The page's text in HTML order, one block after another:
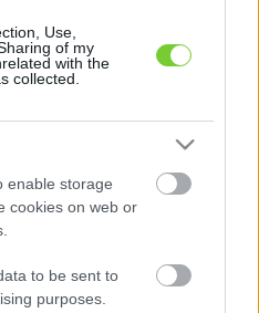
Use,
of my
with the
collected.
enable storage
cookies on web or
to be sent to
purposes.
6
3
9
4
6
3
2